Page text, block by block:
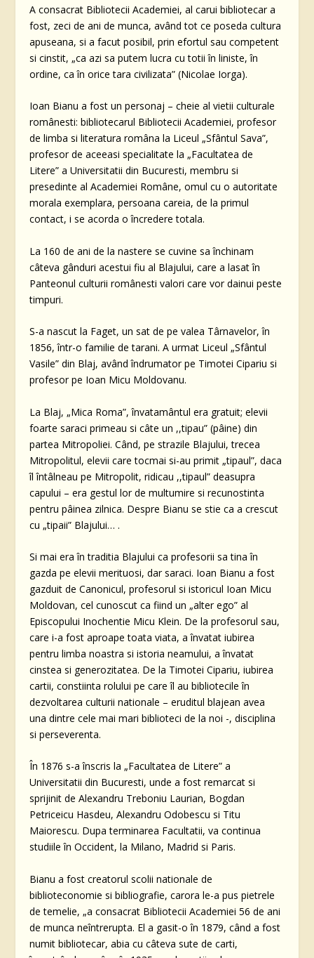
A consacrat Bibliotecii Academiei, al carui bibliotecar a
fost, zeci de ani de munca, având tot ce poseda cultura
apuseana, si a facut posibil, prin efortul sau competent
si cinstit, „ca azi sa putem lucra cu totii în liniste, în
ordine, ca în orice tara civilizata” (Nicolae Iorga).
Ioan Bianu a fost un personaj – cheie al vietii culturale
românesti: bibliotecarul Bibliotecii Academiei, profesor
de limba si literatura româna la Liceul „Sfântul Sava”,
profesor de aceeasi specialitate la „Facultatea de
Litere” a Universitatii din Bucuresti, membru si
presedinte al Academiei Române, omul cu o autoritate
morala exemplara, persoana careia, de la primul
contact, i se acorda o încredere totala.
La 160 de ani de la nastere se cuvine sa închinam
câteva gânduri acestui fiu al Blajului, care a lasat în
Panteonul culturii românesti valori care vor dainui peste
timpuri.
S-a nascut la Faget, un sat de pe valea Târnavelor, în
1856, într-o familie de tarani. A urmat Liceul „Sfântul
Vasile” din Blaj, având îndrumator pe Timotei Cipariu si
profesor pe Ioan Micu Moldovanu.
La Blaj, „Mica Roma”, învatamântul era gratuit; elevii
foarte saraci primeau si câte un ,,tipau” (pâine) din
partea Mitropoliei. Când, pe strazile Blajului, trecea
Mitropolitul, elevii care tocmai si-au primit „tipaul”, daca
îl întâlneau pe Mitropolit, ridicau ,,tipaul” deasupra
capului – era gestul lor de multumire si recunostinta
pentru pâinea zilnica. Despre Bianu se stie ca a crescut
cu „tipaii” Blajului… .
Si mai era în traditia Blajului ca profesorii sa tina în
gazda pe elevii merituosi, dar saraci. Ioan Bianu a fost
gazduit de Canonicul, profesorul si istoricul Ioan Micu
Moldovan, cel cunoscut ca fiind un „alter ego” al
Episcopului Inochentie Micu Klein. De la profesorul sau,
care i-a fost aproape toata viata, a învatat iubirea
pentru limba noastra si istoria neamului, a învatat
cinstea si generozitatea. De la Timotei Cipariu, iubirea
cartii, constiinta rolului pe care îl au bibliotecile în
dezvoltarea culturii nationale – eruditul blajean avea
una dintre cele mai mari biblioteci de la noi -, disciplina
si perseverenta.
În 1876 s-a înscris la „Facultatea de Litere” a
Universitatii din Bucuresti, unde a fost remarcat si
sprijinit de Alexandru Treboniu Laurian, Bogdan
Petriceicu Hasdeu, Alexandru Odobescu si Titu
Maiorescu. Dupa terminarea Facultatii, va continua
studiile în Occident, la Milano, Madrid si Paris.
Bianu a fost creatorul scolii nationale de
biblioteconomie si bibliografie, carora le-a pus pietrele
de temelie, „a consacrat Bibliotecii Academiei 56 de ani
de munca neîntrerupta. El a gasit-o în 1879, când a fost
numit bibliotecar, abia cu câteva sute de carti,